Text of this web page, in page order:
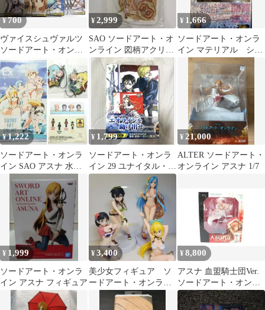
¥700
ヴァイスシュヴァルツ
ソードアート・オンラ
イン アスナ まとめ売り
¥2,999
SAO ソードアート・オ
ンライン 図柄アクリル
キーホルダー アスナ
¥ 1,666
ソードアート・オンラ
イン マテリアル シュ
ガーリィ・デイズ
¥1,222
ソードアート・オンラ
イン SAO アスナ 水着
直葉 ラバスト ユイ ス
テッカー
¥ 1,799
ソードアート・オンラ
イン 29 ユナイタル・リ
ングVIII アスナカード
¥ 21,000
ALTER ソードアート・
オンライン アスナ 1/7
¥ 1,999
ソードアート・オンラ
イン アスナ フィギュア
¥3,400
美少女フィギュア ソ
ードアート・オンライ
ン アスナ シノン
リーファ 直葉
¥8,800
アスナ 血盟騎士団Ver.
ソードアート・オンラ
イン 27-TO0803-03